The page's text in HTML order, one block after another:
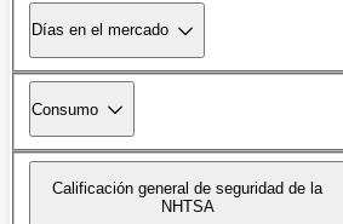
Días en el mercado
Consumo
Calificación general de seguridad de la
NHTSA